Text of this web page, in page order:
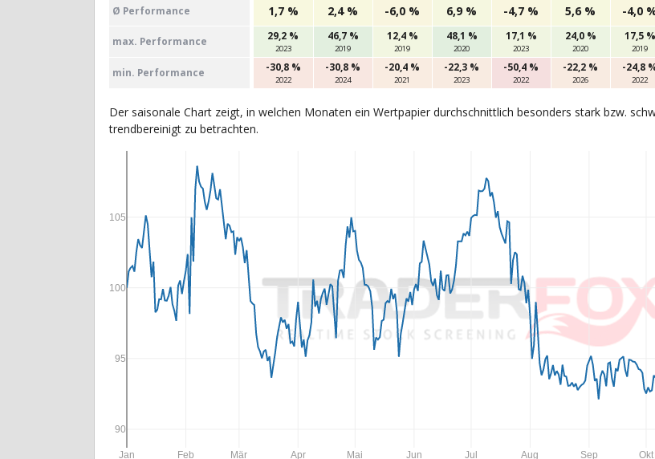
Ø Perfor­mance 1,7 % 2,4 % -6,0 % 6,9 % -4,7 % 5,6 % -4,0
max. Per­for­mance 29,2 %
2023
46,7 %
2019
12,4 %
2019
48,1 %
2020
17,1 %
2023
24,0 %
2020
17,5 %
2019
min. Per­for­mance -30,8 %
2022
-30,8 %
2024
-20,4 %
2021
-22,3 %
2023
-50,4 %
2022
-22,2 %
2026
-24,8
2022
Der saisonale Chart zeigt, in welchen Monaten ein Wertpapier durchschnittlich besonders stark bzw.
trendbereinigt zu betrachten.
Jan Feb Mär Apr Mai Jun Jul Aug Sep Okt
90
95
100
105